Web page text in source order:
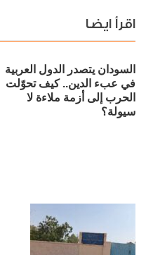
اقرأ ايضا
السودان يتصدر الدول العربية
في عبء الدين.. كيف تحوّلت
الحرب إلى أزمة ملاءة لا
سيولة؟